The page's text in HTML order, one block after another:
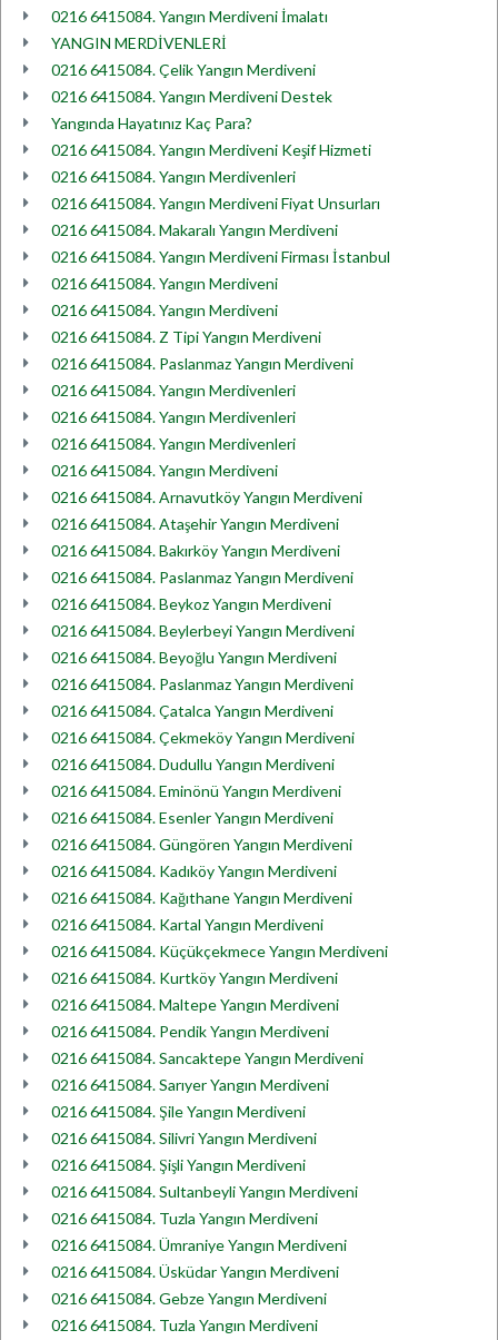
0216 6415084. Yangın Merdiveni İmalatı
YANGIN MERDİVENLERİ
0216 6415084. Çelik Yangın Merdiveni
0216 6415084. Yangın Merdiveni Destek
Yangında Hayatınız Kaç Para?
0216 6415084. Yangın Merdiveni Keşif Hizmeti
0216 6415084. Yangın Merdivenleri
0216 6415084. Yangın Merdiveni Fiyat Unsurları
0216 6415084. Makaralı Yangın Merdiveni
0216 6415084. Yangın Merdiveni Firması İstanbul
0216 6415084. Yangın Merdiveni
0216 6415084. Yangın Merdiveni
0216 6415084. Z Tipi Yangın Merdiveni
0216 6415084. Paslanmaz Yangın Merdiveni
0216 6415084. Yangın Merdivenleri
0216 6415084. Yangın Merdivenleri
0216 6415084. Yangın Merdivenleri
0216 6415084. Yangın Merdiveni
0216 6415084. Arnavutköy Yangın Merdiveni
0216 6415084. Ataşehir Yangın Merdiveni
0216 6415084. Bakırköy Yangın Merdiveni
0216 6415084. Paslanmaz Yangın Merdiveni
0216 6415084. Beykoz Yangın Merdiveni
0216 6415084. Beylerbeyi Yangın Merdiveni
0216 6415084. Beyoğlu Yangın Merdiveni
0216 6415084. Paslanmaz Yangın Merdiveni
0216 6415084. Çatalca Yangın Merdiveni
0216 6415084. Çekmeköy Yangın Merdiveni
0216 6415084. Dudullu Yangın Merdiveni
0216 6415084. Eminönü Yangın Merdiveni
0216 6415084. Esenler Yangın Merdiveni
0216 6415084. Güngören Yangın Merdiveni
0216 6415084. Kadıköy Yangın Merdiveni
0216 6415084. Kağıthane Yangın Merdiveni
0216 6415084. Kartal Yangın Merdiveni
0216 6415084. Küçükçekmece Yangın Merdiveni
0216 6415084. Kurtköy Yangın Merdiveni
0216 6415084. Maltepe Yangın Merdiveni
0216 6415084. Pendik Yangın Merdiveni
0216 6415084. Sancaktepe Yangın Merdiveni
0216 6415084. Sarıyer Yangın Merdiveni
0216 6415084. Şile Yangın Merdiveni
0216 6415084. Silivri Yangın Merdiveni
0216 6415084. Şişli Yangın Merdiveni
0216 6415084. Sultanbeyli Yangın Merdiveni
0216 6415084. Tuzla Yangın Merdiveni
0216 6415084. Ümraniye Yangın Merdiveni
0216 6415084. Üsküdar Yangın Merdiveni
0216 6415084. Gebze Yangın Merdiveni
0216 6415084. Tuzla Yangın Merdiveni